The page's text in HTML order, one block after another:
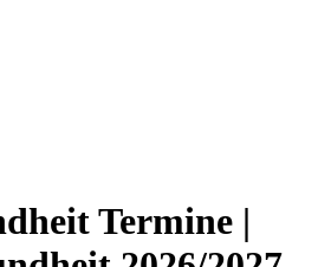
Termine |